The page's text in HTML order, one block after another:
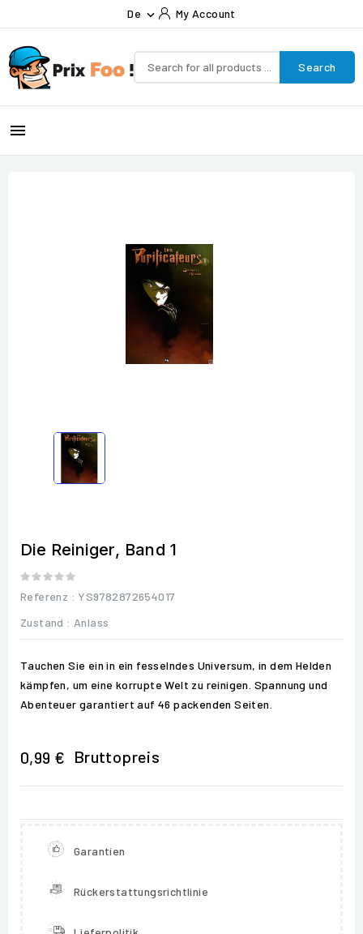
De  My Account
Search

Die Reiniger, Band 1
Referenz : YS9782872654017
Zustand : Anlass
Tauchen Sie ein in ein fesselndes Universum, in dem Helden
kämpfen, um eine korrupte Welt zu reinigen. Spannung und
Abenteuer garantiert auf 46 packenden Seiten.
0,99 € Bruttopreis
Garantien
Rückerstattungsrichtlinie